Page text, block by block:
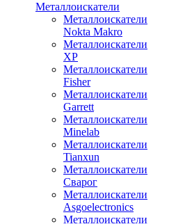
Металлоискатели
Металлоискатели
Nokta Makro
Металлоискатели
XP
Металлоискатели
Fisher
Металлоискатели
Garrett
Металлоискатели
Minelab
Металлоискатели
Tianxun
Металлоискатели
Сварог
Металлоискатели
Asgoelectronics
Металлоискатели